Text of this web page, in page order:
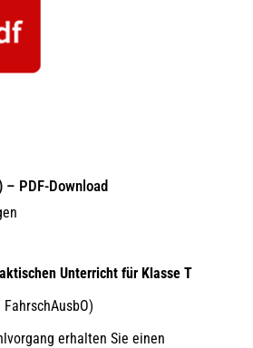
PDF-Download
Unterricht für Klasse T
erhalten Sie einen